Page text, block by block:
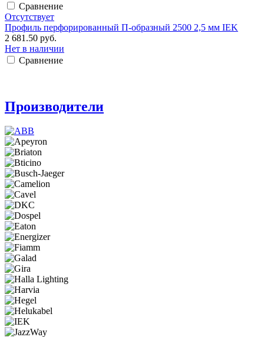
Сравнение
Отсутствует
Профиль перфорированный П-образный 2500 2,5 мм IEK
2 681.50 руб.
Нет в наличии
Сравнение
Производители